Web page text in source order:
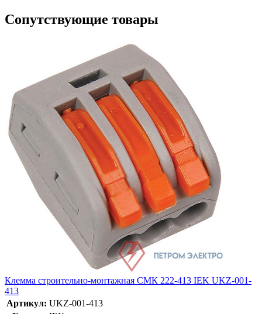
Сопутствующие товары
Клемма строительно-монтажная СМК 222-413 IEK UKZ-001-
413
Артикул: UKZ-001-413